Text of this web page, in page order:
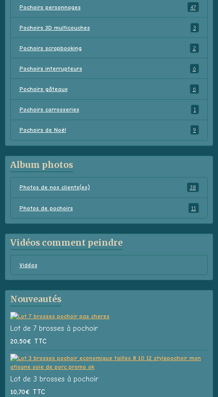
Pochoirs personnages 47
Pochoirs 3D multicouches 3
Pochoirs scrapbooking 2
Pochoirs interrupteurs 6
Pochoirs gâteaux 6
Pochoirs carrosseries 1
Pochoirs de Noël 9
Album photos
Photos de nos clients(es) 38
Photos de pochoirs 11
Vidéos comment peindre
Vidéos
Nouveautés
Lot de 7 brosses à pochoir
20,50€ TTC
Lot de 3 brosses à pochoir
10,70€ TTC